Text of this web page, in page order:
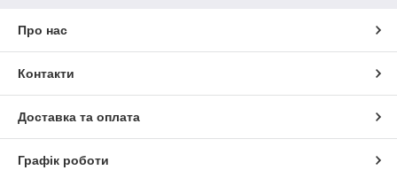
Про нас
Контакти
Доставка та оплата
Графік роботи